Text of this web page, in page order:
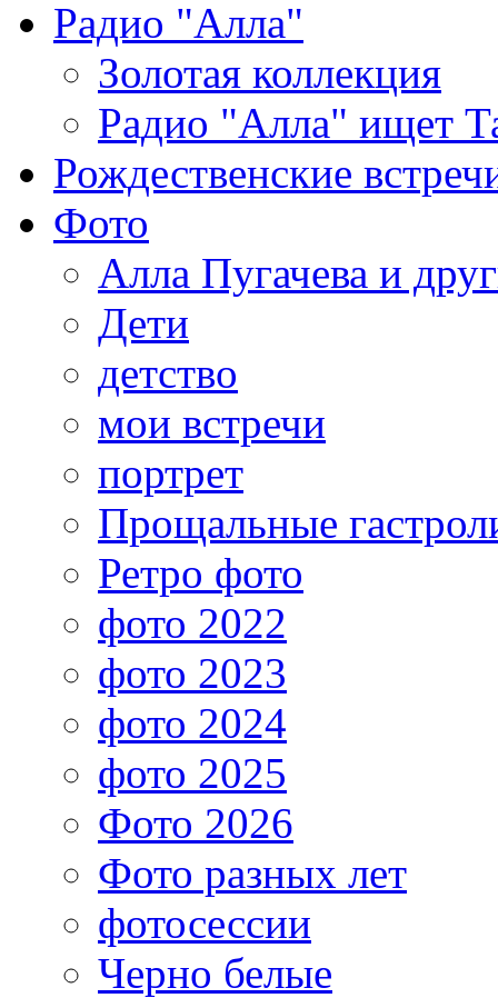
Радио "Алла"
Золотая коллекция
Радио "Алла" ищет
Рождественские
Фото
Алла Пугачева и
Дети
детство
мои встречи
портрет
Прощальные
Ретро фото
фото 2022
фото 2023
фото 2024
фото 2025
Фото 2026
Фото разных лет
фотосессии
Черно белые